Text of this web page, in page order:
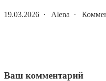
19.03.2026 · Alena ·
Ваш комментарий